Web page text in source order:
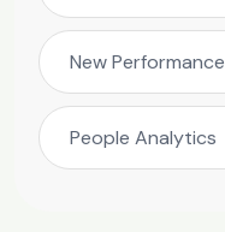
New Performance
People Analytics